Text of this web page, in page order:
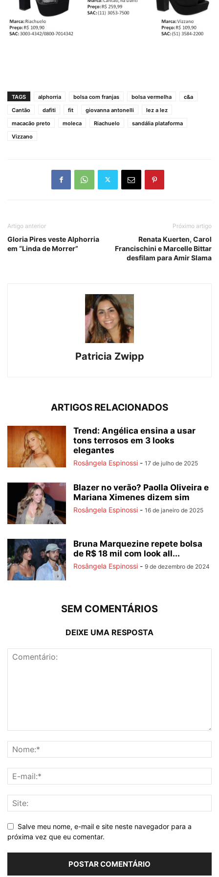
TAGS alphorria bolsa com franjas bolsa vermelha
c&a
Cantão
dafiti fit giovanna antonelli
lez a lez
macacão preto
moleca Riachuelo
sandália plataforma
Vizzano
Artigo anterior
Gloria Pires veste Alphorria
em “Linda de Morrer”
Próximo artigo
Renata Kuerten, Carol
Francischini e Marcelle Bittar
desfilam para Amir Slama
Patricia Zwipp
ARTIGOS RELACIONADOS
Trend: Angélica ensina a usar
tons terrosos em 3 looks
elegantes
Rosângela Espinossi - 17 de julho de 2025
Blazer no verão? Paolla Oliveira e
Mariana Ximenes dizem sim
Rosângela Espinossi - 16 de janeiro de 2025
Bruna Marquezine repete bolsa
de R$ 18 mil com look all...
Rosângela Espinossi - 9 de dezembro de 2024
SEM COMENTÁRIOS
DEIXE UMA RESPOSTA
Salve meu nome, e-mail e site neste navegador para a
próxima vez que eu comentar.